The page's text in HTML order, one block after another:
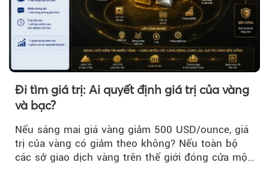
Đi tìm giá trị: Ai quyết định giá trị của vàng
và bạc?
Nếu sáng mai giá vàng giảm 500 USD/ounce, giá
trị của vàng có giảm theo không? Nếu toàn bộ
các sở giao dịch vàng trên thế giới đóng cửa một